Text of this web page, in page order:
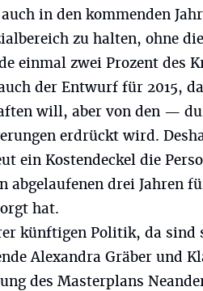
in den kommenden
zu halten, ohne
einmal zwei Prozent des
der Entwurf für 2015,
will, aber von den —
erdrückt wird.
ein Kostendeckel die
abgelaufenen drei Jahren
hat.
künftigen Politik, da sind
Alexandra Gräber und
des Masterplans